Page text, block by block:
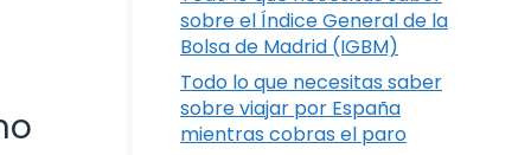
sobre el Índice General de la
Bolsa de Madrid (IGBM)
Todo lo que necesitas saber
sobre viajar por España
mientras cobras el paro